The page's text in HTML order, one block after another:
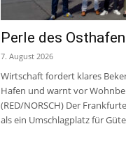
Perle des
7. August 2026
Wirtschaft fordert klares
Hafen und warnt vor
(RED/NORSCH) Der
als ein Umschlagplatz für